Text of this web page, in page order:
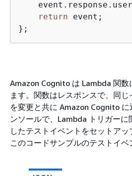
return event;
};
Amazon Cognito は Lambda 関数
ます。関数はレスポンスで、同じ
を変更と共に Amazon Cognito
ンソールで、Lambda トリガーに
したテストイベントをセットアッ
このコードサンプルのテストイベ